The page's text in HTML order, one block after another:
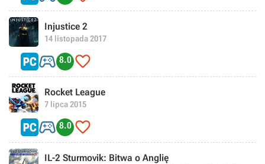
Injustice 2
14 listopada 2017
 8.0 
Rocket League
7 lipca 2015
 8.0 
IL-2 Sturmovik: Bitwa o Anglię